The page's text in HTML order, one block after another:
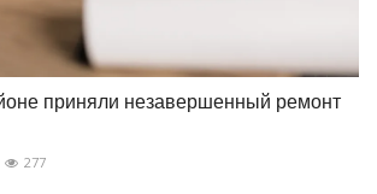
приняли незавершенный ремонт
277